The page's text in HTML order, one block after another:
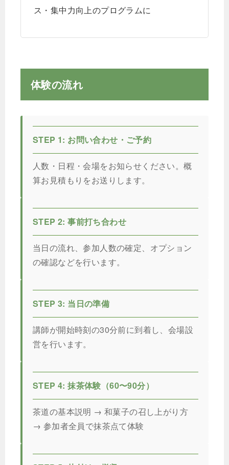
ス・集中力向上のプログラムに
体験の流れ
STEP 1: お問い合わせ・ご予約
人数・日程・会場をお知らせください。概
算お見積もりをお送りします。
STEP 2: 事前打ち合わせ
当日の流れ、参加人数の確定、オプション
の確認などを行います。
STEP 3: 当日の準備
講師が開始時刻の30分前に到着し、会場設
営を行います。
STEP 4: 抹茶体験（60〜90分）
茶道の基本説明 → 和菓子の召し上がり方
→ 参加者全員で抹茶点て体験